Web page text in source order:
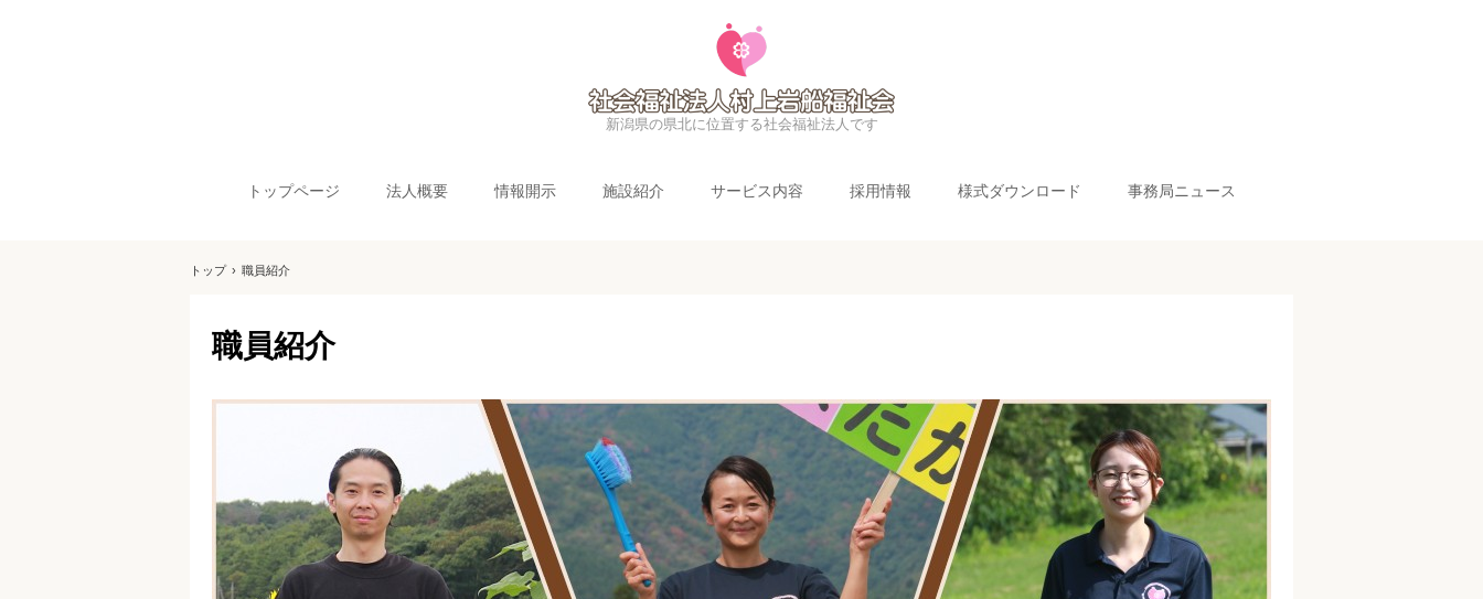
新潟県の県北に位置する社会福祉法人です
トップページ 法人概要 情報開示 施設紹介 サービス内容 採用情報 様式ダウンロード 事務局ニュース
トップ › 職員紹介
職員紹介